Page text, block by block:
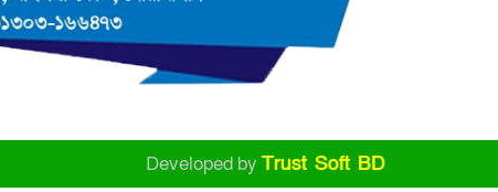
Developed by Trust Soft BD